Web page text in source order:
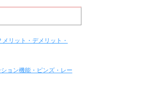
リット・デメリット・
ョン機能・ピンズ・レー